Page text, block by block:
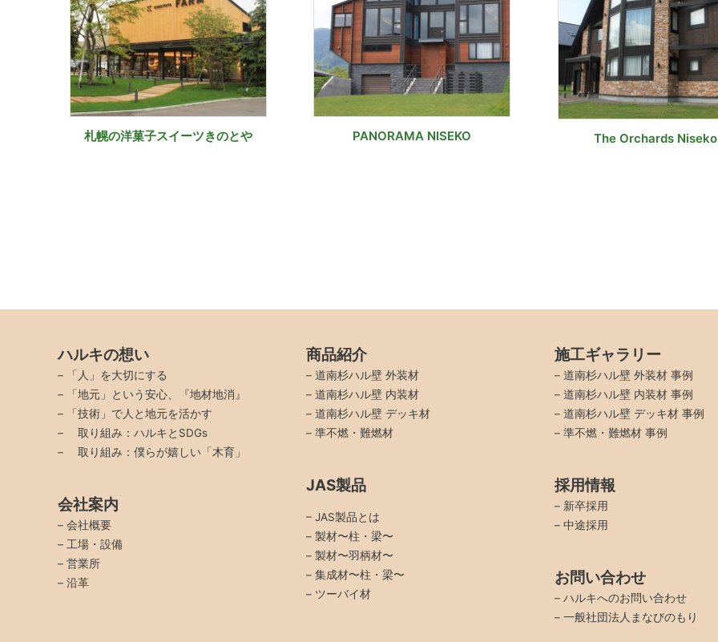
札幌の洋菓子スイーツきのとや PANORAMA NISEKO The Orchards Niseko
ハルキの想い
–
「人」を大切にする
–
「地元」という安心、『地材地消』
–
「技術」で人と地元を活かす
–
取り組み：ハルキとSDGs
–
取り組み：僕らが嬉しい「木育」
会社案内
– 会社概要
– 工場・設備
– 営業所
– 沿革
商品紹介
– 道南杉ハル壁 外装材
– 道南杉ハル壁 内装材
– 道南杉ハル壁 デッキ材
– 準不燃・難燃材
JAS製品
– JAS製品とは
– 製材〜柱・梁〜
– 製材〜羽柄材〜
– 集成材〜柱・梁〜
– ツーバイ材
施工ギャラリー
– 道南杉ハル壁 外装材 事例
– 道南杉ハル壁 内装材 事例
– 道南杉ハル壁 デッキ材 事例
– 準不燃・難燃材 事例
採用情報
– 新卒採用
– 中途採用
お問い合わせ
– ハルキへのお問い合わせ
– 一般社団法人まなびのもり